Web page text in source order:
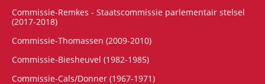
Commissie-Remkes - Staatscommissie parlementair stelsel
(2017-2018)
Commissie-Thomassen (2009-2010)
Commissie-Biesheuvel (1982-1985)
Commissie-Cals/Donner (1967-1971)